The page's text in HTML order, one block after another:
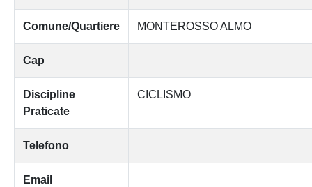
Comune/Quartiere MONTEROSSO ALMO
Cap
Discipline
Praticate
CICLISMO
Telefono
Email